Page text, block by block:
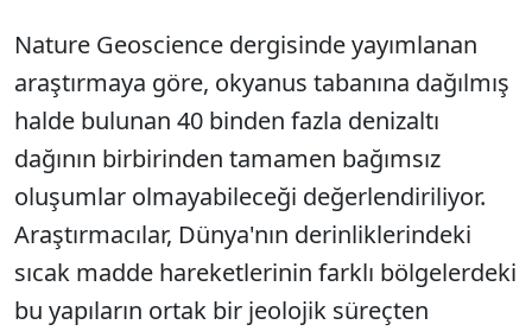
Nature Geoscience dergisinde yayımlanan
araştırmaya göre, okyanus tabanına dağılmış
halde bulunan 40 binden fazla denizaltı
dağının birbirinden tamamen bağımsız
oluşumlar olmayabileceği değerlendiriliyor.
Araştırmacılar, Dünya'nın derinliklerindeki
sıcak madde hareketlerinin farklı bölgelerdeki
bu yapıların ortak bir jeolojik süreçten